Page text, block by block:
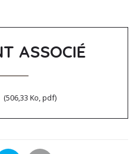
ASSOCIÉ
506,33 Ko, pdf